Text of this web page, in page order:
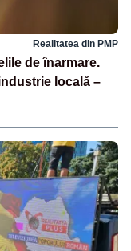
Realitatea din PMP
de înarmare.
locală –